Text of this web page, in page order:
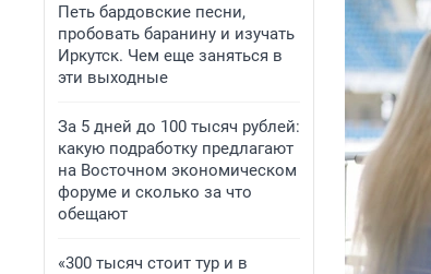
Петь бардовские песни,
пробовать баранину и изучать
Иркутск. Чем еще заняться в
эти выходные
За 5 дней до 100 тысяч рублей:
какую подработку предлагают
на Восточном экономическом
форуме и сколько за что
обещают
«300 тысяч стоит тур и в